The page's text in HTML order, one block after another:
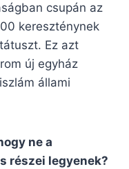
csupán az
kereszténynek
Ez azt
új egyház
állami
ne a
részei legyenek?